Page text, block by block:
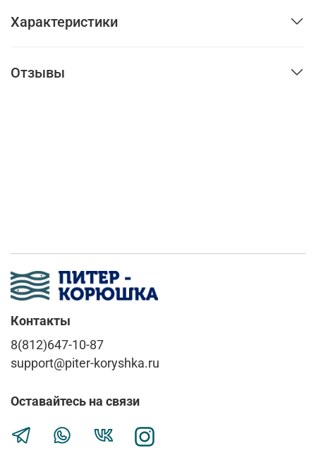
Характеристики
Отзывы
Контакты
8(812)647-10-87
support@piter-koryshka.ru
Оставайтесь на связи